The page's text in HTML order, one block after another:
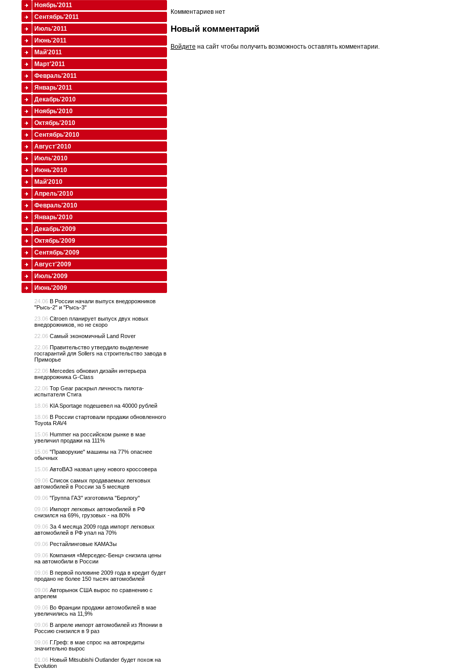
Комментариев нет
Новый комментарий
Войдите на сайт чтобы получить возможность оставлять комментарии.
Ноябрь'2011
Сентябрь'2011
Июль'2011
Июнь'2011
Май'2011
Март'2011
Февраль'2011
Январь'2011
Декабрь'2010
Ноябрь'2010
Октябрь'2010
Сентябрь'2010
Август'2010
Июль'2010
Июнь'2010
Май'2010
Апрель'2010
Февраль'2010
Январь'2010
Декабрь'2009
Октябрь'2009
Сентябрь'2009
Август'2009
Июль'2009
Июнь'2009
24.06 В России начали выпуск внедорожников
"Рысь-2" и "Рысь-3"
23.06 Citroen планирует выпуск двух новых
внедорожников, но не скоро
22.06 Самый экономичный Land Rover
22.06 Правительство утвердило выделение
госгарантий для Sollers на строительство завода в
Приморье
22.06 Mercedes обновил дизайн интерьера
внедорожника G-Class
22.06 Top Gear раскрыл личность пилота-
испытателя Стига
18.06 KIA Sportage подешевел на 40000 рублей
18.06 В России стартовали продажи обновленного
Toyota RAV4
15.06 Hummer на российском рынке в мае
увеличил продажи на 111%
15.06 "Праворукие" машины на 77% опаснее
обычных
15.06 АвтоВАЗ назвал цену нового кроссовера
09.06 Список самых продаваемых легковых
автомобилей в России за 5 месяцев
09.06 "Группа ГАЗ" изготовила "Берлогу"
09.06 Импорт легковых автомобилей в РФ
снизился на 69%, грузовых - на 80%
09.06 За 4 месяца 2009 года импорт легковых
автомобилей в РФ упал на 70%
09.06 Рестайлинговые КАМАЗы
09.06 Компания «Мерседес-Бенц» снизила цены
на автомобили в России
09.06 В первой половине 2009 года в кредит будет
продано не более 150 тысяч автомобилей
09.06 Авторынок США вырос по сравнению с
апрелем
09.06 Во Франции продажи автомобилей в мае
увеличились на 11,9%
09.06 В апреле импорт автомобилей из Японии в
Россию снизился в 9 раз
09.06 Г.Греф: в мае спрос на автокредиты
значительно вырос
01.06 Новый Mitsubishi Outlander будет похож на
Evolution